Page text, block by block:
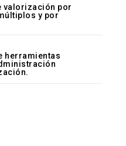
valorización por
y por
herramientas